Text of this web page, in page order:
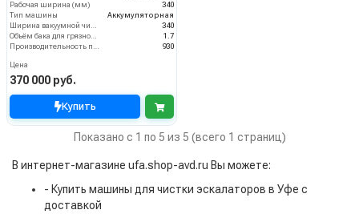
Рабочая ширина (мм)
340
Тип машины
Аккумуляторная
Ширина вакуумной чистки (мм)
340
Объём бака для грязной воды (пыли) (л)
1.7
Производительность по площади (м2/ч)
930
Цена
370 000 руб.
Купить
Показано с 1 по 5 из 5 (всего 1 страниц)
В интернет-магазине ufa.shop-avd.ru Вы можете:
- Купить машины для чистки эскалаторов в Уфе с
доставкой